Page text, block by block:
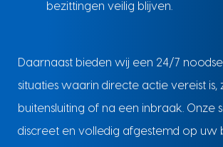
bezittingen veilig blijven.
Daarnaast bieden wij een 24/7
situaties waarin directe actie vereist is,
buitensluiting of na een inbraak. Onze
discreet en volledig afgestemd op uw